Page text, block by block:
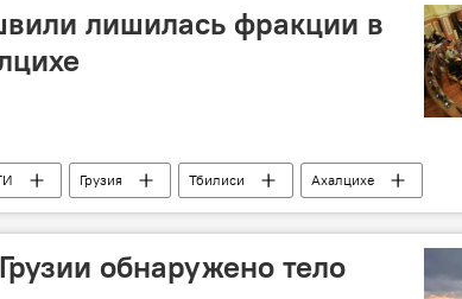
лишилась фракции в
Грузия Тбилиси
Ахалцихе
Мелия
Вано Мерабишвили
обнаружено тело